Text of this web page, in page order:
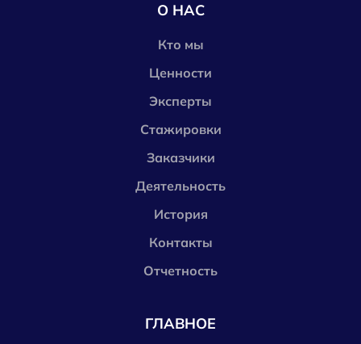
О НАС
Кто мы
Ценности
Эксперты
Стажировки
Заказчики
Деятельность
История
Контакты
Отчетность
ГЛАВНОЕ